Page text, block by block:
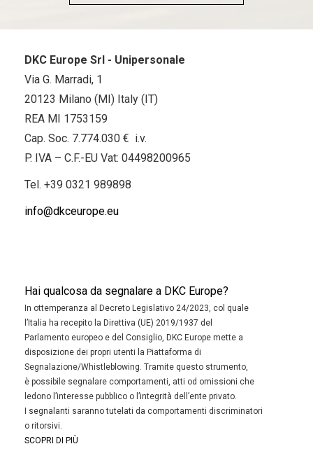
DKC Europe Srl - Unipersonale
Via G. Marradi, 1
20123 Milano (MI) Italy (IT)
REA MI 1753159
Cap. Soc. 7.774.030 € i.v.
P. IVA – C.F.-EU Vat: 04498200965
Tel. +39 0321 989898
info@dkceurope.eu
Hai qualcosa da segnalare a DKC Europe?
In ottemperanza al Decreto Legislativo 24/2023, col quale
l’Italia ha recepito la Direttiva (UE) 2019/1937 del
Parlamento europeo e del Consiglio, DKC Europe mette a
disposizione dei propri utenti la Piattaforma di
Segnalazione/Whistleblowing. Tramite questo strumento,
è possibile segnalare comportamenti, atti od omissioni che
ledono l’interesse pubblico o l’integrità dell’ente privato.
I segnalanti saranno tutelati da comportamenti discriminatori
o ritorsivi.
SCOPRI DI PIÙ